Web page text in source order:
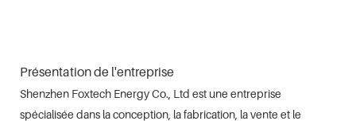
Présentation de l'entreprise
Shenzhen Foxtech Energy Co., Ltd est une entreprise
spécialisée dans la conception, la fabrication, la vente et le